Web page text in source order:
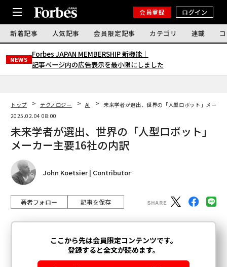
会員登録 ログイン
新着記事 人気記事 会員限定記事 カテゴリ 連載
NEWS
Forbes JAPAN MEMBERSHIP 新機能｜
記事ページ内の広告表示を最小限にしました
トップ テクノロジー AI
未来学者が選出、世界の「人型ロボット」メーカ
2025.02.04 08:00
未来学者が選出、世界の「人型ロボット」
メーカー主要16社の内訳
John Koetsier | Contributor
著者フォロー 記事を保存